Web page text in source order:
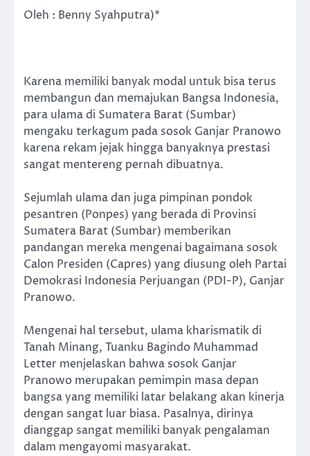
Oleh : Benny Syahputra)*
Karena memiliki banyak modal untuk bisa terus
membangun dan memajukan Bangsa Indonesia,
para ulama di Sumatera Barat (Sumbar)
mengaku terkagum pada sosok Ganjar Pranowo
karena rekam jejak hingga banyaknya prestasi
sangat mentereng pernah dibuatnya.
Sejumlah ulama dan juga pimpinan pondok
pesantren (Ponpes) yang berada di Provinsi
Sumatera Barat (Sumbar) memberikan
pandangan mereka mengenai bagaimana sosok
Calon Presiden (Capres) yang diusung oleh Partai
Demokrasi Indonesia Perjuangan (PDI-P), Ganjar
Pranowo.
Mengenai hal tersebut, ulama kharismatik di
Tanah Minang, Tuanku Bagindo Muhammad
Letter menjelaskan bahwa sosok Ganjar
Pranowo merupakan pemimpin masa depan
bangsa yang memiliki latar belakang akan kinerja
dengan sangat luar biasa. Pasalnya, dirinya
dianggap sangat memiliki banyak pengalaman
dalam mengayomi masyarakat.